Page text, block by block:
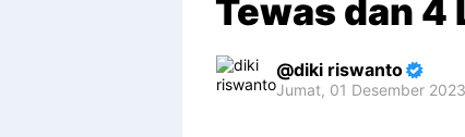
Tewas dan 4
diki riswanto
Jumat, 01 Desember 2023